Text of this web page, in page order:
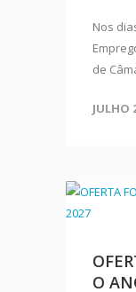
Nos
de
JULHO
O